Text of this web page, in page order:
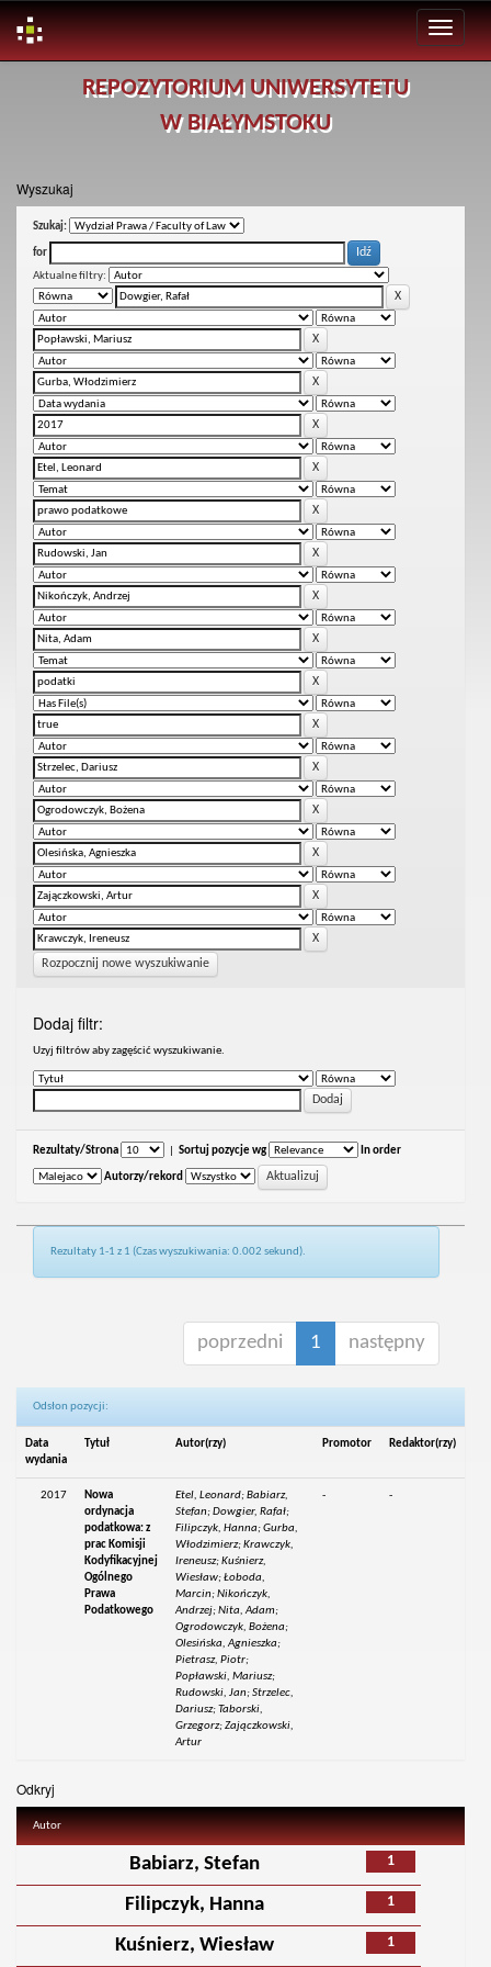
REPOZYTORIUM UNIWERSYTETU
W BIAŁYMSTOKU
Wyszukaj
Szukaj:
for
Aktualne filtry:
Rozpocznij nowe wyszukiwanie
Dodaj filtr:
Uzyj filtrów aby zagęścić wyszukiwanie.
Rezultaty/Strona Sortuj pozycje wg In order
Autorzy/rekord
Rezultaty 1-1 z 1 (Czas wyszukiwania: 0.002 sekund).
poprzedni 1 następny
Odsłon pozycji:
Data
wydania
Tytuł Autor(rzy) Promotor Redaktor(rzy)
2017
Nowa
ordynacja
podatkowa: z
prac Komisji
Kodyfikacyjnej
Ogólnego
Prawa
Podatkowego
Etel, Leonard; Babiarz,
Stefan; Dowgier, Rafał;
Filipczyk, Hanna; Gurba,
Włodzimierz; Krawczyk,
Ireneusz; Kuśnierz,
Wiesław; Łoboda,
Marcin; Nikończyk,
Andrzej; Nita, Adam;
Ogrodowczyk, Bożena;
Olesińska, Agnieszka;
Pietrasz, Piotr;
Popławski, Mariusz;
Rudowski, Jan; Strzelec,
Dariusz; Taborski,
Grzegorz; Zajączkowski,
Artur
- -
Odkryj
Autor
1
Babiarz, Stefan
1
Filipczyk, Hanna
1
Kuśnierz, Wiesław